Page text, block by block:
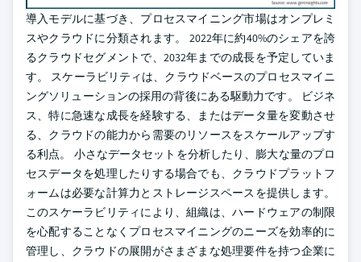
導入モデルに基づき、プロセスマイニング市場はオンプレミ
スやクラウドに分類されます。 2022年に約40%のシェアを誇
るクラウドセグメントで、2032年までの成長を予定していま
す。 スケーラビリティは、クラウドベースのプロセスマイニ
ングソリューションの採用の背後にある駆動力です。 ビジネ
ス、特に急速な成長を経験する、またはデータ量を変動させ
る、クラウドの能力から需要のリソースをスケールアップす
る利点。 小さなデータセットを分析したり、膨大な量のプロ
セスデータを処理したりする場合でも、クラウドプラットフ
ォームは必要な計算力とストレージスペースを提供します。
このスケーラビリティにより、組織は、ハードウェアの制限
を心配することなくプロセスマイニングのニーズを効率的に
管理し、クラウドの展開がさまざまな処理要件を持つ企業に